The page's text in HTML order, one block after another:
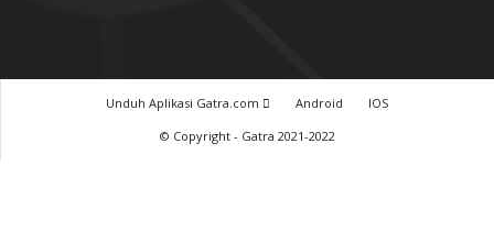
Unduh Aplikasi Gatra.com Android
IOS
© Copyright - Gatra 2021-2022